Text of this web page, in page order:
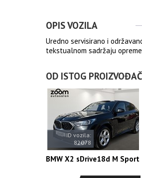
OPIS VOZILA
Uredno servisirano i
tekstualnom sadržaju
OD ISTOG
ID vozila:
82078
BMW X2 sDrive18d M Sport